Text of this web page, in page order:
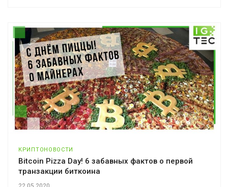
КРИПТОНОВОСТИ
Bitcoin Pizza Day! 6 забавных фактов о первой
транзакции биткоина